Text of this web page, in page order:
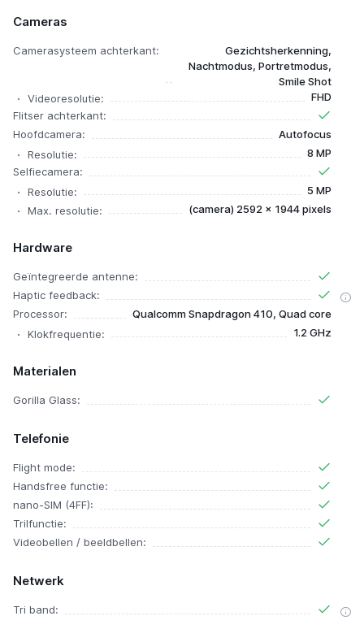
Cameras
Camerasysteem achterkant:
Gezichtsherkenning,
Nachtmodus, Portretmodus,
Smile Shot
Videoresolutie:
FHD
Flitser achterkant:
Hoofdcamera:
Autofocus
Resolutie:
8 MP
Selfiecamera:
Resolutie:
5 MP
Max. resolutie:
(camera) 2592 x 1944 pixels
Hardware
Geïntegreerde antenne:
Haptic feedback:
Processor:
Qualcomm Snapdragon 410, Quad core
Klokfrequentie:
1.2 GHz
Materialen
Gorilla Glass:
Telefonie
Flight mode:
Handsfree functie:
nano-SIM (4FF):
Trilfunctie:
Videobellen / beeldbellen:
Netwerk
Tri band: